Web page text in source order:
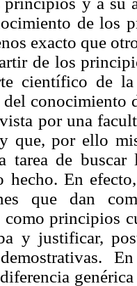
de los
exacto que
de los
científico de
conocimiento
por una
que, por ello
tarea de buscar
hecho. En
que dan
como principios
y justificar,